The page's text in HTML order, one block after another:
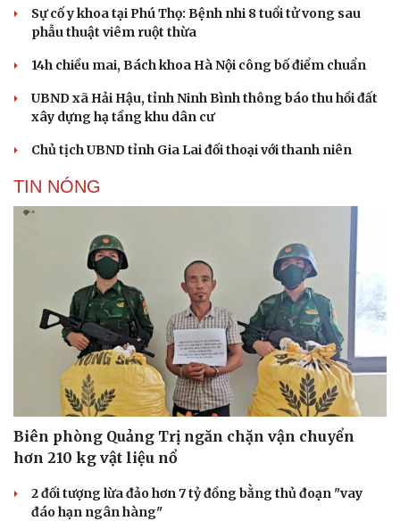
Văn hóa
Sân khấu - Điện ảnh
Văn học
Di sản
Giải trí
Nghệ sĩ
Sự cố y khoa tại Phú Thọ: Bệnh nhi 8 tuổi tử vong sau
phẫu thuật viêm ruột thừa
14h chiều mai, Bách khoa Hà Nội công bố điểm chuẩn
UBND xã Hải Hậu, tỉnh Ninh Bình thông báo thu hồi đất
xây dựng hạ tầng khu dân cư
Chủ tịch UBND tỉnh Gia Lai đối thoại với thanh niên
TIN NÓNG
Biên phòng Quảng Trị ngăn chặn vận chuyển
hơn 210 kg vật liệu nổ
2 đối tượng lừa đảo hơn 7 tỷ đồng bằng thủ đoạn "vay
đáo hạn ngân hàng"